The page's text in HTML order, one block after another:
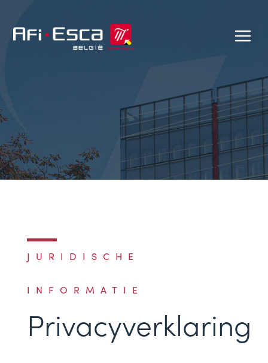
JURIDISCHE
INFORMATIE
Privacyverklaring